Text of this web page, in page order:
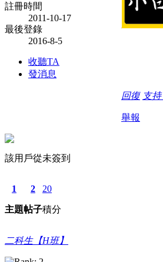
註冊時間
2011-10-17
最後登錄
2016-8-5
收聽TA
發消息
回復 支持
舉報
該用戶從未簽到
1
主題
2
帖子
20
積分
二科生【H班】